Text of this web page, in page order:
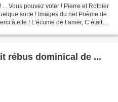
Vous pouvez voter ! Pierre et Rotpier
sorte ! Images du net Poème de
à elle ! L’écume de l’amer, C’était
rébus dominical de ...